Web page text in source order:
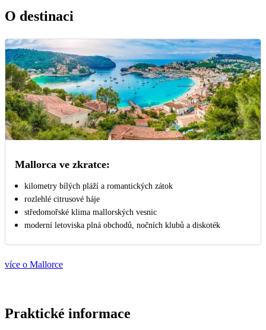
O destinaci
Mallorca ve zkratce:
kilometry bílých pláží a romantických zátok
rozlehlé citrusové háje
středomořské klima mallorských vesnic
moderní letoviska plná obchodů, nočních klubů a diskoték
více o Mallorce
Praktické informace